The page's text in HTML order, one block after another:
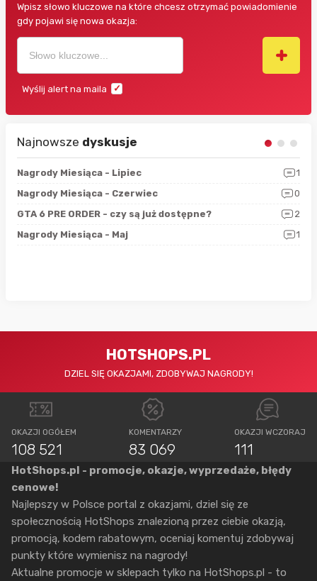
Wpisz słowo kluczowe na które chcesz otrzymać powiadomienie
gdy pojawi się nowa okazja:
Wyślij alert na maila
Najnowsze dyskusje
Nagrody Miesiąca - Lipiec
1
Nagrody Miesiąca - Czerwiec
0
GTA 6 PRE ORDER - czy są już dostępne?
2
Nagrody Miesiąca - Maj
1
HOTSHOPS.PL
DZIEL SIĘ OKAZJAMI, ZDOBYWAJ NAGRODY!
OKAZJI OGÓŁEM
108 521
KOMENTARZY
83 069
OKAZJI WCZORAJ
111
HotShops.pl - promocje, okazje, wyprzedaże, błędy
cenowe!
Najlepszy w Polsce portal z okazjami, dziel się ze
społecznością HotShops znalezioną przez ciebie okazją,
promocją, kodem rabatowym, oceniaj komentuj zdobywaj
punkty które wymienisz na nagrody!
Aktualne promocje w sklepach tylko na HotShops.pl - to